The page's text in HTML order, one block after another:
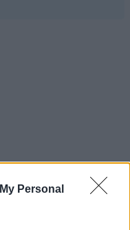
Personal